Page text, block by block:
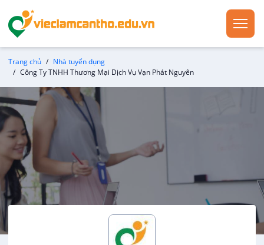
Trang chủ
Nhà tuyển dụng
Công Ty TNHH Thương Mại Dịch Vụ Vạn Phát Nguyên